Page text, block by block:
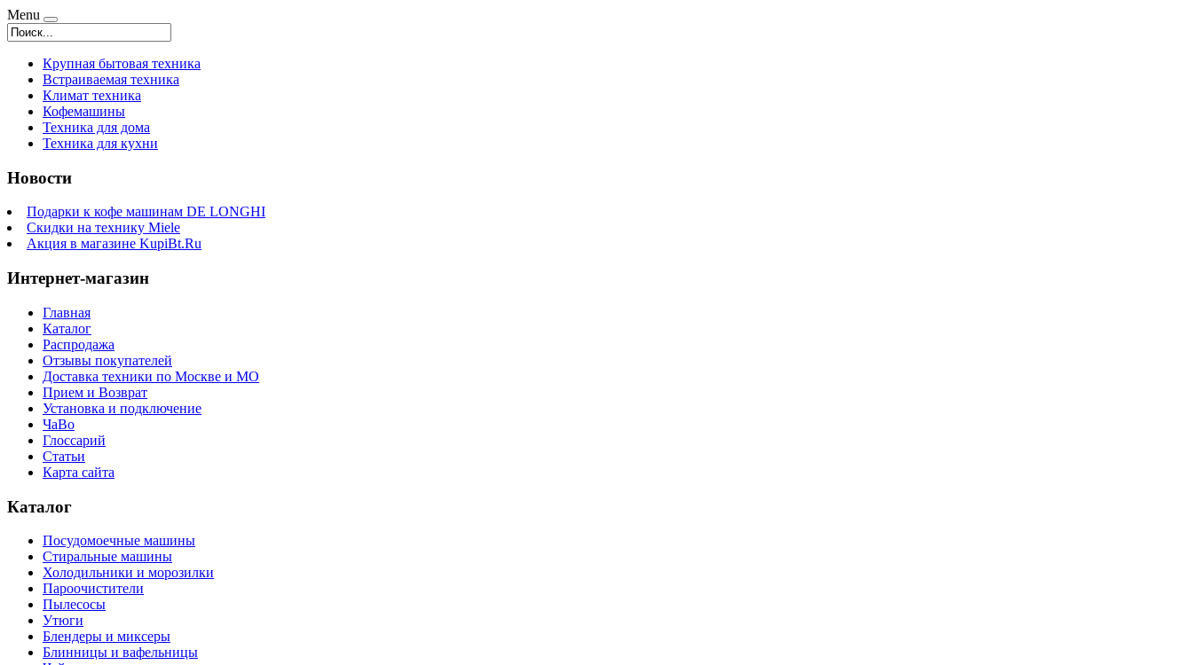
Menu
Крупная бытовая техника
Встраиваемая техника
Климат техника
Кофемашины
Техника для дома
Техника для кухни
Новости
Подарки к кофе машинам DE LONGHI
Скидки на технику Miele
Акция в магазине KupiBt.Ru
Интернет-магазин
Главная
Каталог
Распродажа
Отзывы покупателей
Доставка техники по Москве и МО
Прием и Возврат
Установка и подключение
ЧаВо
Глоссарий
Статьи
Карта сайта
Каталог
Посудомоечные машины
Стиральные машины
Холодильники и морозилки
Пароочистители
Пылесосы
Утюги
Блендеры и миксеры
Блинницы и вафельницы